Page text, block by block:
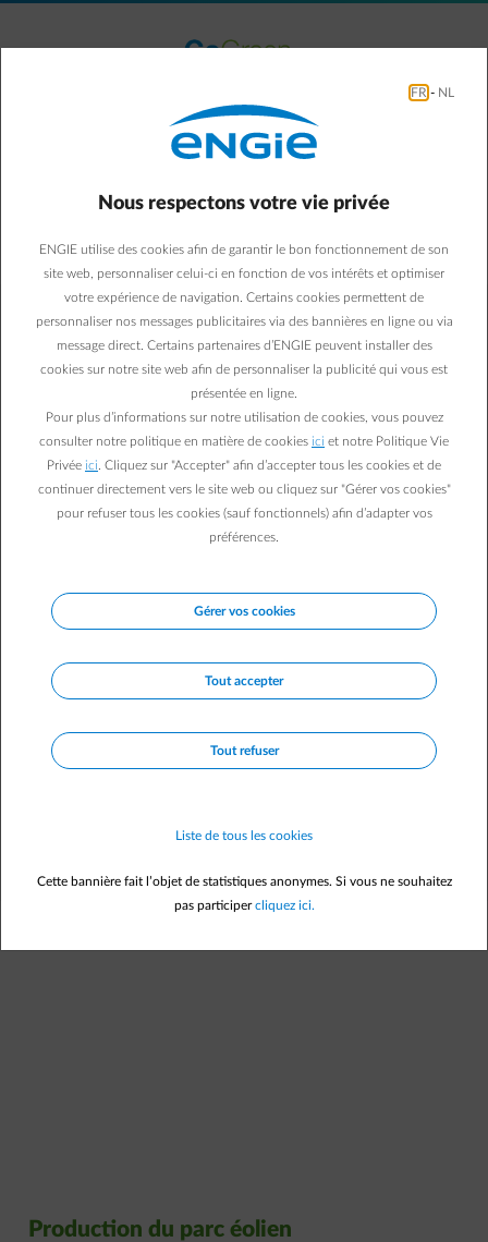
Parc éolien de Meerhout
Description
Le parc éolien de Meerhout, situé le long du canal Albert, est
Le parc éolien est réalisé par Wind4Flanders Projects 3 sa, un
partenariat entre ENGIE, la société Zefier sc, IKA ainsi que
Production du parc éolien
FR - NL
Nous respectons votre vie privée
ENGIE utilise des cookies afin de garantir le bon fonctionnement de son
site web, personnaliser celui-ci en fonction de vos intérêts et optimiser
votre expérience de navigation. Certains cookies permettent de
personnaliser nos messages publicitaires via des bannières en ligne ou via
message direct. Certains partenaires d’ENGIE peuvent installer des
cookies sur notre site web afin de personnaliser la publicité qui vous est
présentée en ligne.
Pour plus d’informations sur notre utilisation de cookies, vous pouvez
consulter notre politique en matière de cookies ici et notre Politique Vie
Privée ici . Cliquez sur "Accepter" afin d’accepter tous les cookies et de
continuer directement vers le site web ou cliquez sur "Gérer vos cookies"
pour refuser tous les cookies (sauf fonctionnels) afin d’adapter vos
préférences.
Gérer vos cookies
Tout accepter
Tout refuser
Liste de tous les cookies
Cette bannière fait l’objet de statistiques anonymes. Si vous ne souhaitez
pas participercliquez ici.